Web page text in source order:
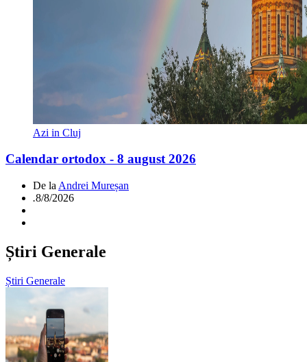
Azi in Cluj
Calendar ortodox - 8 august 2026
De la Andrei Mureșan
.8/8/2026
Știri Generale
Știri Generale